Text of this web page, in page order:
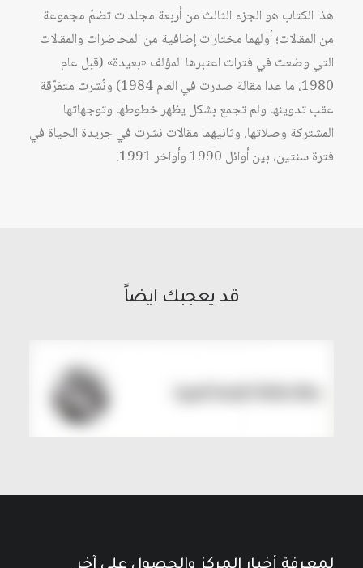
هذا الكتاب هو الجزء الثالث من أربعة مجلدات تضمّ مجموعة
من المقالات؛ أولهما مختارات إضافية من المحاضرات والمقالات
التي وضعت في فترات اعتبرها المؤلف «بعيدة» (قبل عام
1980، ما عدا مقالة صدرت في العام 1984) ونُشرت متفرّقة
عقب تدوينها ولم تجمع بشكل يظهر خطوطها وتوجهاتها
المشتركة وصلاتها. وثانيهما مقالات نشرت في جريدة الحياة في
فترة سنتين، بين أوائل 1990 وأواخر 1991.
قد يعجبك ايضاً